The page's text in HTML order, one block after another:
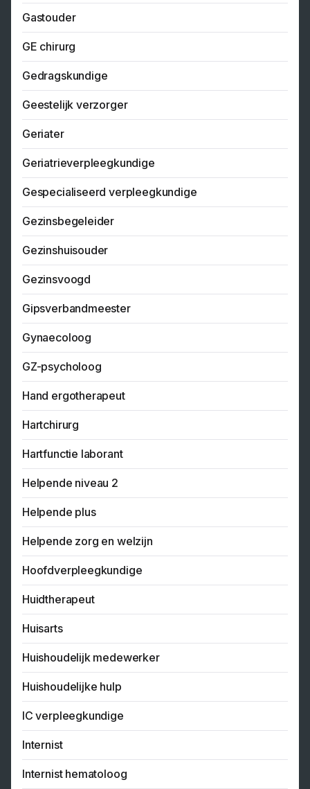
Gastouder
GE chirurg
Gedragskundige
Geestelijk verzorger
Geriater
Geriatrieverpleegkundige
Gespecialiseerd verpleegkundige
Gezinsbegeleider
Gezinshuisouder
Gezinsvoogd
Gipsverbandmeester
Gynaecoloog
GZ-psycholoog
Hand ergotherapeut
Hartchirurg
Hartfunctie laborant
Helpende niveau 2
Helpende plus
Helpende zorg en welzijn
Hoofdverpleegkundige
Huidtherapeut
Huisarts
Huishoudelijk medewerker
Huishoudelijke hulp
IC verpleegkundige
Internist
Internist hematoloog